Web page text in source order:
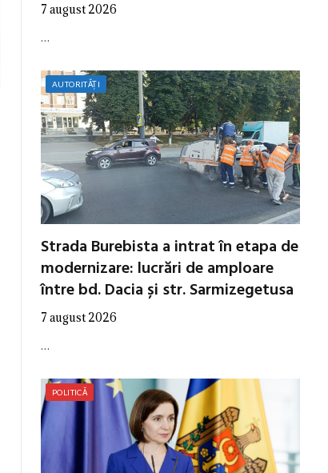
7 august 2026
…
AUTORITĂȚI
Strada Burebista a intrat în etapa de
modernizare: lucrări de amploare
între bd. Dacia și str. Sarmizegetusa
7 august 2026
…
POLITICĂ